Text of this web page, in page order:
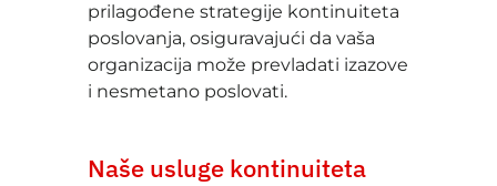
prilagođene strategije kontinuiteta
poslovanja, osiguravajući da vaša
organizacija može prevladati izazove
i nesmetano poslovati.
Naše usluge kontinuiteta